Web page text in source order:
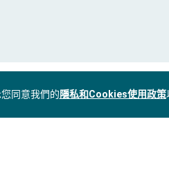
同意我們的隱私和Cookies使用政策